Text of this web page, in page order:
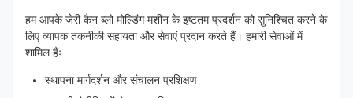
हम आपके जेरी कैन ब्लो मोल्डिंग मशीन के इष्टतम प्रदर्शन को सुनिश्चित करने के
लिए व्यापक तकनीकी सहायता और सेवाएं प्रदान करते हैं। हमारी सेवाओं में
शामिल हैंः
स्थापना मार्गदर्शन और संचालन प्रशिक्षण